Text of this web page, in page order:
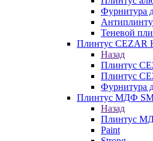
Фурнитура
Теневой
Плинтус CEZAR
Назад
Плинтус
Плинтус
Фурнитура
Плинтус МДФ
Назад
Плинтус
Paint